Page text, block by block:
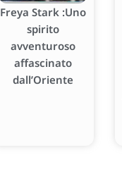
Freya Stark :Uno
spirito
avventuroso
affascinato
dall’Oriente